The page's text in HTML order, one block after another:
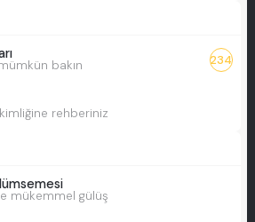
bakın 234
rehberiniz
mükemmel gülüş